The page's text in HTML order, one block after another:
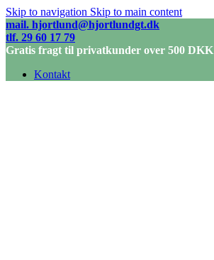
Skip to navigation Skip to main content
mail. hjortlund@hjortlundgt.dk
tlf. 29 60 17 79
Gratis fragt til privatkunder over 500 DKK
Kontakt